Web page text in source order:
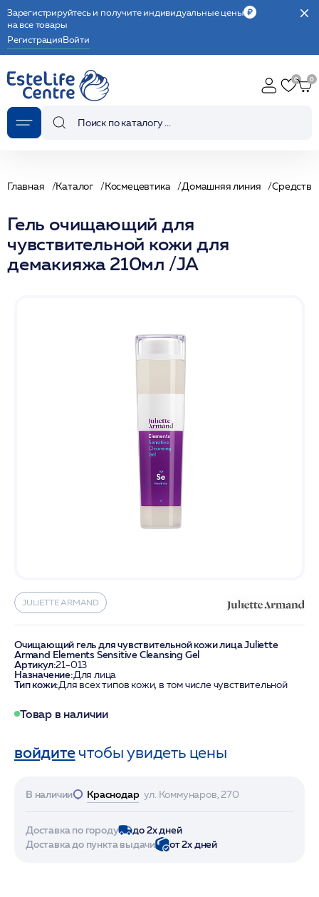
Зарегистрируйтесь и получите индивидуальные цены
на все товары
РегистрацияВойти
Главная Каталог Космецевтика Домашняя линия
Гель очищающий для
чувствительной кожи для
демакияжа 210мл /JA
JULIETTE ARMAND
Очищающий гель для чувствительной кожи лица Juliette
Armand Elements Sensitive Cleansing Gel
Артикул:21-013
Назначение:Для лица
Тип кожи:Для всех типов кожи, в том числе чувствительной
Товар в наличии
войдитечтобы увидеть цены
В наличии Краснодар ул. Коммунаров, 270
Доставка по городу
до 2х дней
Доставка до пункта выдачи
от 2х дней